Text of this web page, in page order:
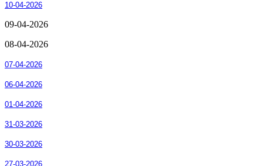
10-04-2026
09-04-2026
08-04-2026
07-04-2026
06-04-2026
01-04-2026
31-03-2026
30-03-2026
27-03-2026